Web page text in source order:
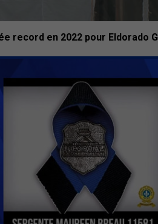
record en 2022 pour Eldorado